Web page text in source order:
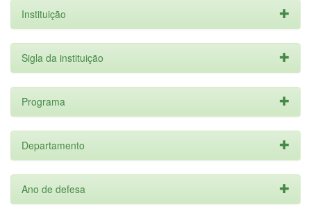
Instituição
Sigla da instituição
Programa
Departamento
Ano de defesa